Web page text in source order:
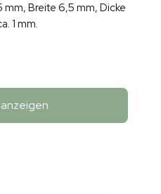
mm, Breite 6,5 mm, Dicke
1 mm.